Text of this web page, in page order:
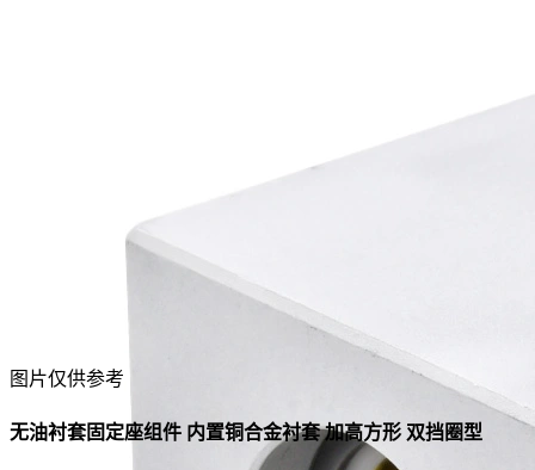
图片仅供参考
无油衬套固定座组件 内置铜合金衬套 加高方形 双挡圈型